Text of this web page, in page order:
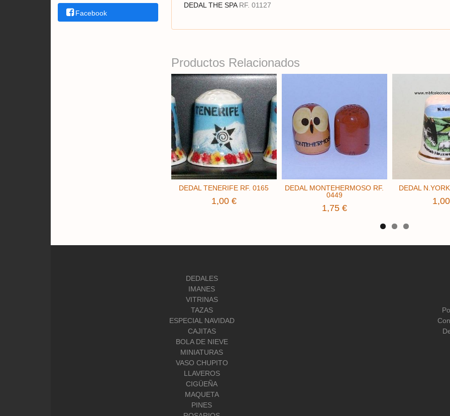
Facebook
DEDAL THE SPA RF. 01127
Productos Relacionados
DEDAL TENERIFE RF. 0165
1,00 €
DEDAL MONTEHERMOSO RF.
0449
1,75 €
DEDAL
DEDALES
IMANES
VITRINAS
TAZAS
ESPECIAL NAVIDAD
CAJITAS
BOLA DE NIEVE
MINIATURAS
VASO CHUPITO
LLAVEROS
CIGÜEÑA
MAQUETA
PINES